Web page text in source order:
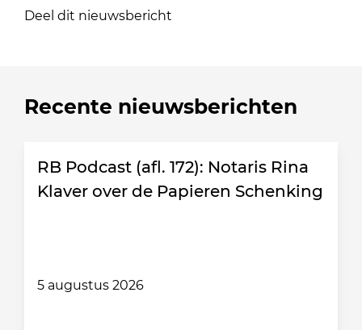
Deel dit nieuwsbericht
Recente nieuwsberichten
RB Podcast (afl. 172): Notaris Rina
Klaver over de Papieren Schenking
5 augustus 2026